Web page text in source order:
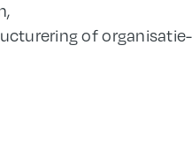
of